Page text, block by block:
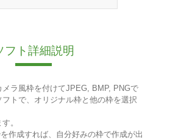
フト詳細説明
ラ風枠を付けてJPEG, BMP, PNGで
トで、オリジナル枠と他の枠を選択
。
作成すれば、自分好みの枠で作成が出